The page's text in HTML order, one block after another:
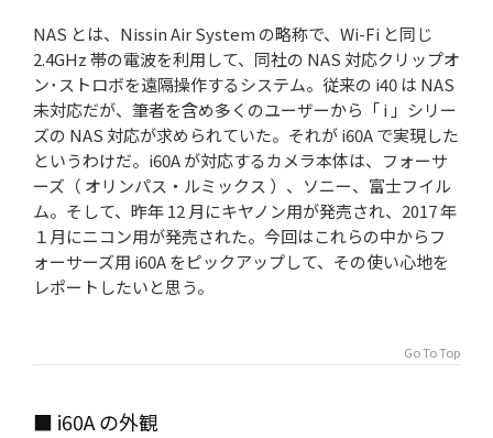
NAS とは、Nissin Air System の略称で、Wi-Fi と同じ
2.4GHz 帯の電波を利用して、同社の NAS 対応クリップオ
ン･ストロボを遠隔操作するシステム。従来の i40 は NAS
未対応だが、筆者を含め多くのユーザーから「 i 」シリー
ズの NAS 対応が求められていた。それが i60A で実現した
というわけだ。i60A が対応するカメラ本体は、フォーサ
ーズ（ オリンパス・ルミックス ）、ソニー、富士フイル
ム。そして、昨年 12 月にキヤノン用が発売され、2017 年
１月にニコン用が発売された。今回はこれらの中からフ
ォーサーズ用 i60A をピックアップして、その使い心地を
レポートしたいと思う。
Go To Top
■ i60A の外観